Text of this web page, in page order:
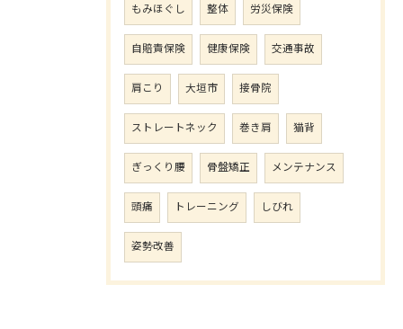
もみほぐし 整体 労災保険
自賠責保険 健康保険 交通事故
肩こり 大垣市 接骨院
ストレートネック 巻き肩 猫背
ぎっくり腰 骨盤矯正 メンテナンス
頭痛 トレーニング しびれ
姿勢改善